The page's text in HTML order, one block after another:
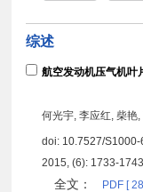
综述
航空发动机压气机叶
何光宇, 李应红, 柴艳
doi: 10.7527/
2015, (6): 1733-
全文： PDF [